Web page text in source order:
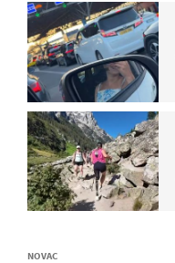
NOVAC